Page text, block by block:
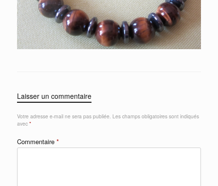
Laisser un commentaire
Votre adresse e-mail ne sera pas publiée. Les champs obligatoires sont indiqués
avec *
Commentaire *